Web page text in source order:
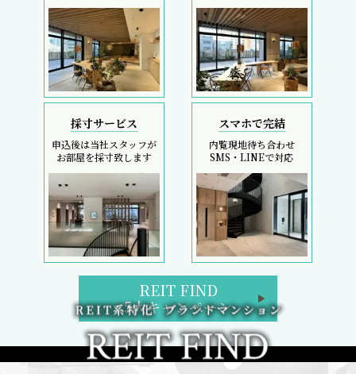
採寸サービス
申込後は当社スタッフが
お部屋を採寸致します
スマホで完結
内覧現地待ち合わせ
SMS・LINEで対応
REIT FIND
5大キャンペーン